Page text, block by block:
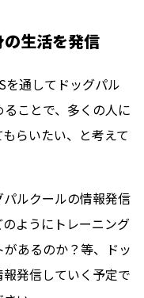
生活を発信
を通してドッグパル
ことで、多くの人に
らいたい、と考えて
ルクールの情報発信
ようにトレーニング
あるのか？等、ドッ
発信していく予定で